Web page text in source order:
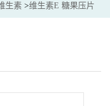
生素 >维生素E 糖果压片